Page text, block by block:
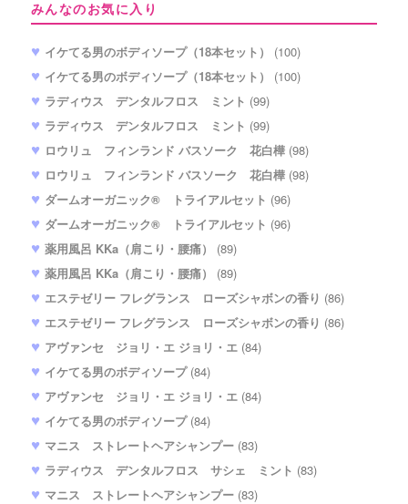
みんなのお気に入り
イケてる男のボディソープ（18本セット）
(100)
イケてる男のボディソープ（18本セット）
(100)
ラディウス デンタルフロス ミント (99)
ラディウス デンタルフロス ミント (99)
ロウリュ フィンランド バスソーク 花白樺 (98)
ロウリュ フィンランド バスソーク 花白樺 (98)
ダームオーガニック® トライアルセット (96)
ダームオーガニック® トライアルセット (96)
薬用風呂 KKa（肩こり・腰痛）
(89)
薬用風呂 KKa（肩こり・腰痛）
(89)
エステゼリー フレグランス ローズシャボンの香り (86)
エステゼリー フレグランス ローズシャボンの香り (86)
アヴァンセ ジョリ・エ ジョリ・エ (84)
イケてる男のボディソープ(84)
アヴァンセ ジョリ・エ ジョリ・エ (84)
イケてる男のボディソープ(84)
マニス ストレートヘアシャンプー (83)
ラディウス デンタルフロス サシェ ミント (83)
マニス ストレートヘアシャンプー (83)